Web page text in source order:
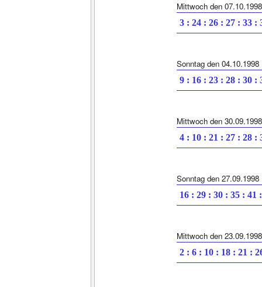
Mittwoch den 07.10.1998
3 : 24 : 26 : 27 : 33 :
Sonntag den 04.10.1998
9 : 16 : 23 : 28 : 30 :
Mittwoch den 30.09.1998
4 : 10 : 21 : 27 : 28 :
Sonntag den 27.09.1998
16 : 29 : 30 : 35 : 41
Mittwoch den 23.09.1998
2 : 6 : 10 : 18 : 21 :